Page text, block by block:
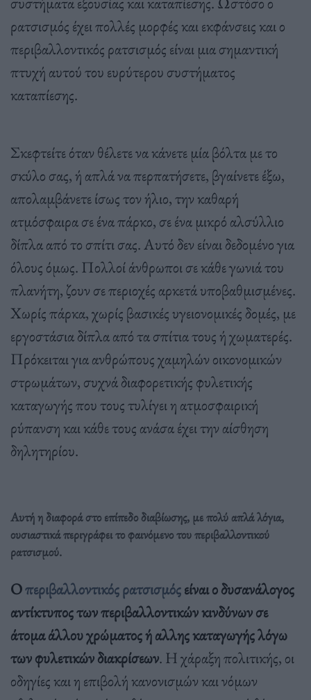
ρατσισμός έχει πολλές μορφές και εκφάνσεις και ο
περιβαλλοντικός ρατσισμός είναι μια σημαντική
πτυχή αυτού του ευρύτερου συστήματος
καταπίεσης.
Σκεφτείτε όταν θέλετε να κάνετε μία βόλτα με το
σκύλο σας, ή απλά να περπατήσετε, βγαίνετε έξω,
απολαμβάνετε ίσως τον ήλιο, την καθαρή
ατμόσφαιρα σε ένα πάρκο, σε ένα μικρό αλσύλλιο
δίπλα από το σπίτι σας. Αυτό δεν είναι δεδομένο για
όλους όμως. Πολλοί άνθρωποι σε κάθε γωνιά του
πλανήτη, ζουν σε περιοχές αρκετά υποβαθμισμένες.
Χωρίς πάρκα, χωρίς βασικές υγειονομικές δομές, με
εργοστάσια δίπλα από τα σπίτια τους ή χωματερές.
Πρόκειται για ανθρώπους χαμηλών οικονομικών
στρωμάτων, συχνά διαφορετικής φυλετικής
καταγωγής που τους τυλίγει η ατμοσφαιρική
ρύπανση και κάθε τους ανάσα έχει την αίσθηση
δηλητηρίου.
Αυτή η διαφορά στο επίπεδο διαβίωσης, με πολύ απλά λόγια,
ουσιαστικά περιγράφει το φαινόμενο του περιβαλλοντικού
ρατσισμού.
Οπεριβαλλοντικός ρατσισμόςείναι ο δυσανάλογος
αντίκτυπος των περιβαλλοντικών κινδύνων σε
άτομα άλλου χρώματος ή αλλης καταγωγής λόγω
των φυλετικών διακρίσεων. Η χάραξη πολιτικής, οι
οδηγίες και η επιβολή κανονισμών και νόμων